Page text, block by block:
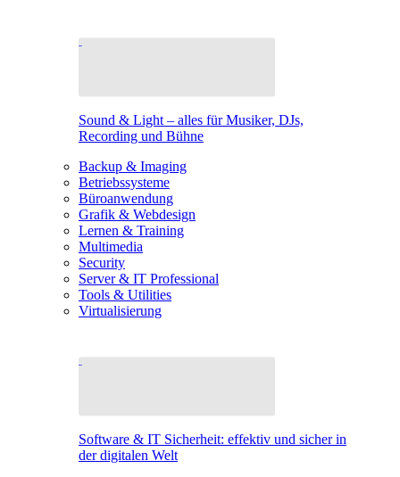
Sound & Light – alles für Musiker, DJs,
Recording und Bühne
Backup & Imaging
Betriebssysteme
Büroanwendung
Grafik & Webdesign
Lernen & Training
Multimedia
Security
Server & IT Professional
Tools & Utilities
Virtualisierung
Software & IT Sicherheit: effektiv und sicher in
der digitalen Welt